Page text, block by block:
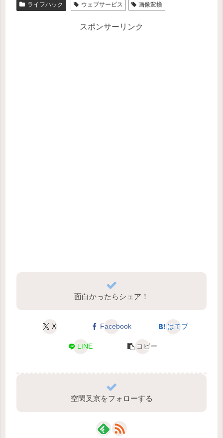
ライフハック ウェブサービス 画像変換
スポンサーリンク
面白かったらシェア！
X Facebook はてブ
LINE コピー
空閑叉京をフォローする